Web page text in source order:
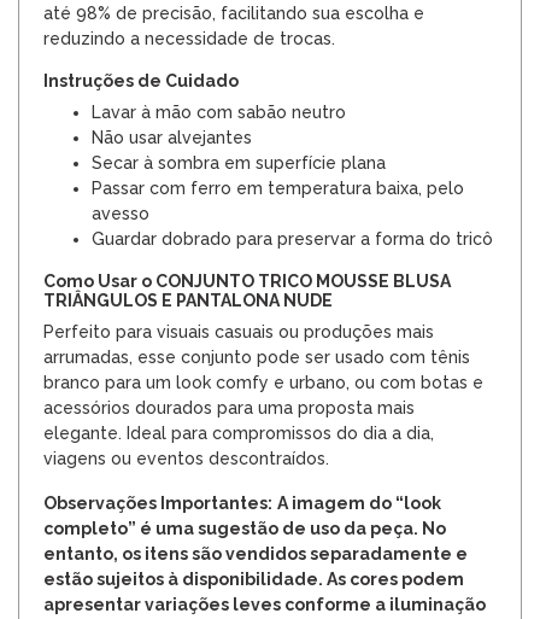
até 98% de precisão, facilitando sua escolha e
reduzindo a necessidade de trocas.
Instruções de Cuidado
Lavar à mão com sabão neutro
Não usar alvejantes
Secar à sombra em superfície plana
Passar com ferro em temperatura baixa, pelo
avesso
Guardar dobrado para preservar a forma do tricô
Como Usar o CONJUNTO TRICO MOUSSE BLUSA
TRIÂNGULOS E PANTALONA NUDE
Perfeito para visuais casuais ou produções mais
arrumadas, esse conjunto pode ser usado com tênis
branco para um look comfy e urbano, ou com botas e
acessórios dourados para uma proposta mais
elegante. Ideal para compromissos do dia a dia,
viagens ou eventos descontraídos.
Observações Importantes: A imagem do “look
completo” é uma sugestão de uso da peça. No
entanto, os itens são vendidos separadamente e
estão sujeitos à disponibilidade. As cores podem
apresentar variações leves conforme a iluminação